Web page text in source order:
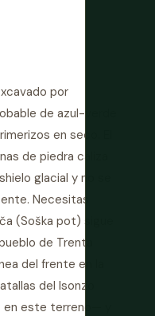
por
de azul-verde
en seco. El
de piedra caliza
glacial y no se
Necesitas
(Soška pot) sigue
de Trenta
del frente en la
del Isonzo
este terreno— y